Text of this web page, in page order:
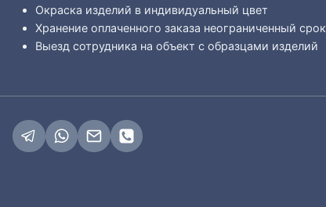
Окраска изделий в индивидуальный цвет
Хранение оплаченного заказа неограниченный срок
Выезд сотрудника на объект с образцами изделий